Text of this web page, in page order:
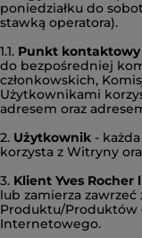
poniedziałku do
stawką operatora).
1.1. Punkt kontaktowy
do bezpośredniej
członkowskich,
Użytkownikami
adresem oraz
2. Użytkownik -
korzysta z Witryny
3. Klient Yves Rocher
lub zamierza zawrzeć
Produktu/Produktów
Internetowego.